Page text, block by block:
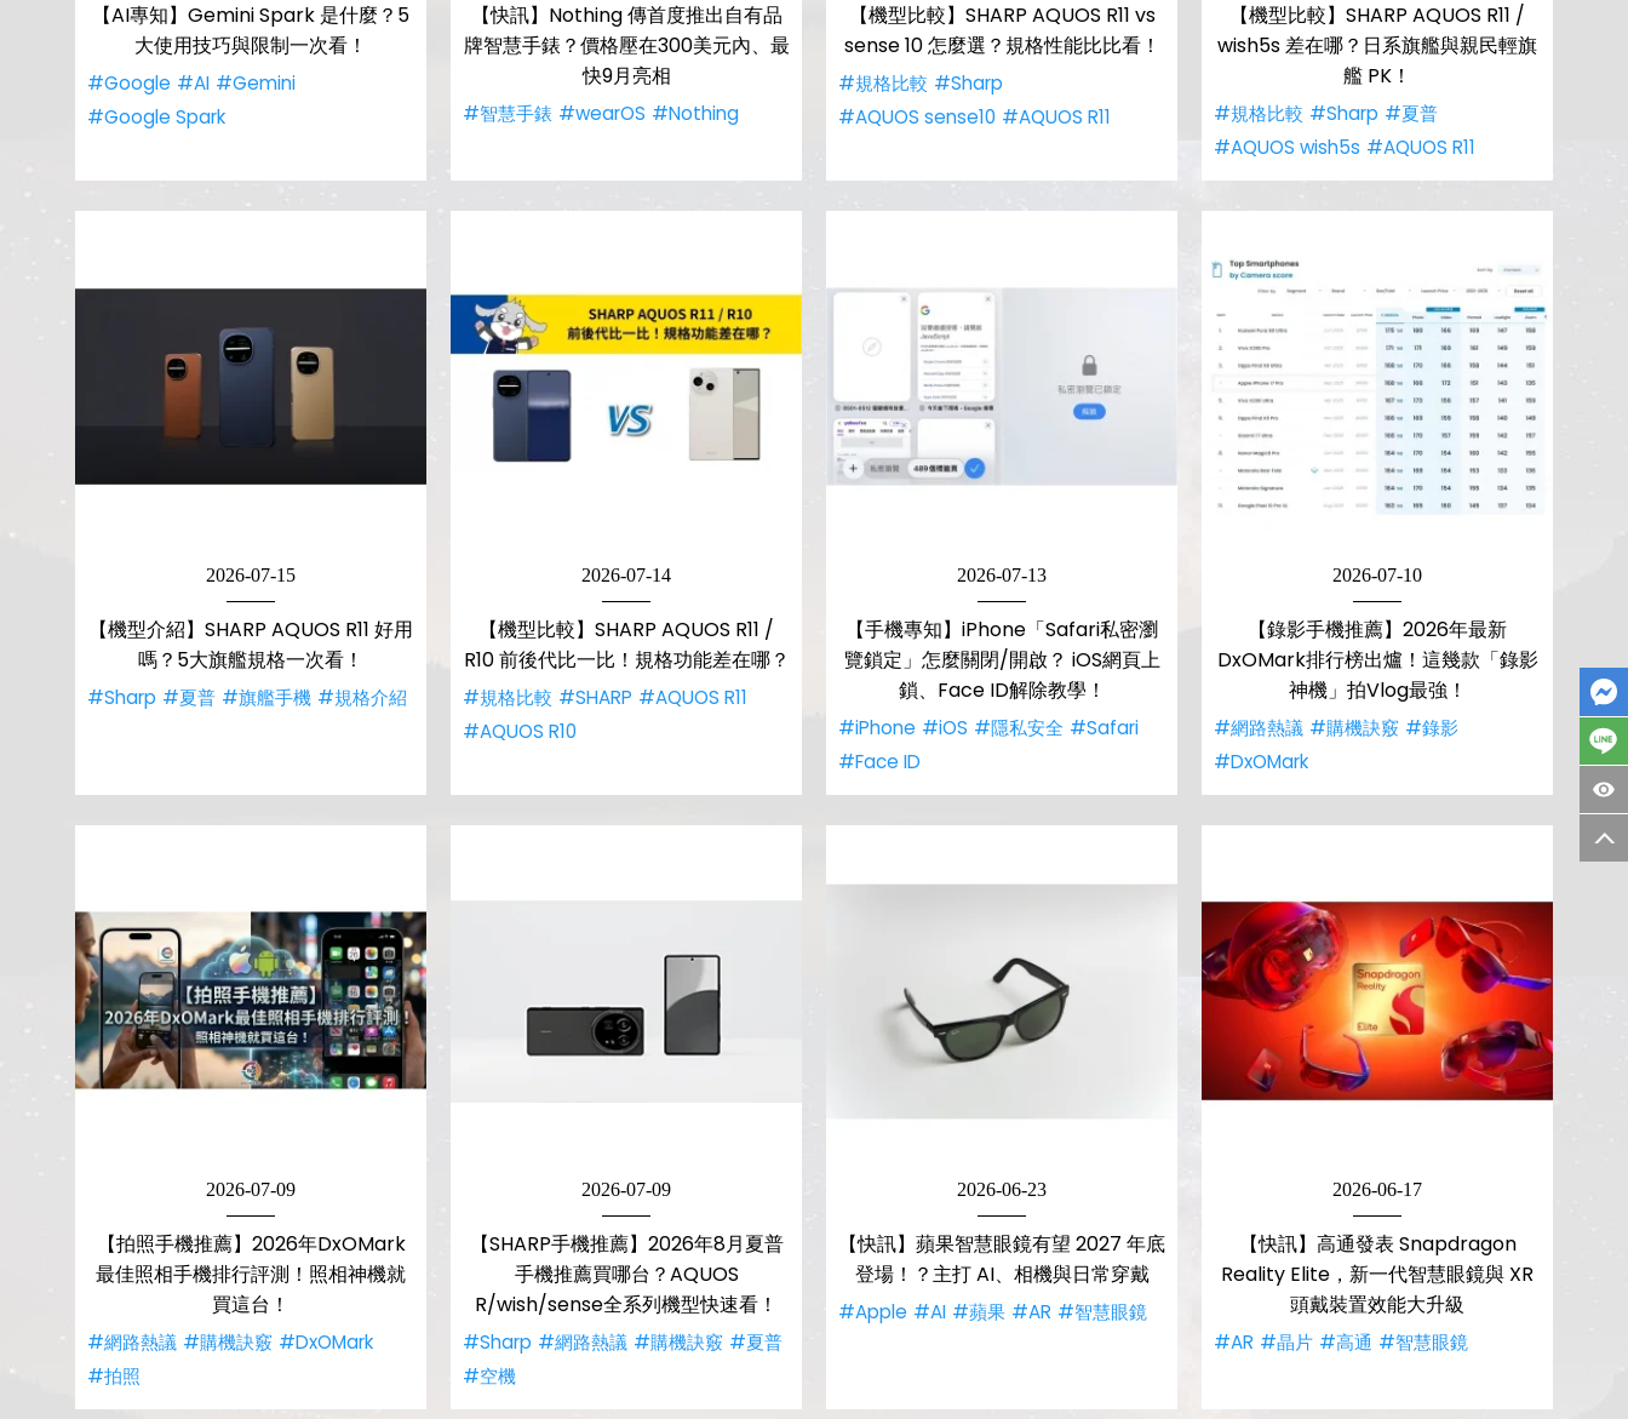
【AI專知】Gemini Spark 是什麼？5
大使用技巧與限制一次看！
#Google #AI #Gemini
#Google Spark
【快訊】Nothing 傳首度推出自有品
牌智慧手錶？價格壓在300美元內、最
快9月亮相
#智慧手錶 #wearOS #Nothing
【機型比較】SHARP AQUOS R11 vs
sense 10 怎麼選？規格性能比比看！
#規格比較 #Sharp
#AQUOS sense10 #AQUOS R11
【機型比較】SHARP AQUOS R11 /
wish5s 差在哪？日系旗艦與親民輕旗
艦 PK！
#規格比較 #Sharp #夏普
#AQUOS wish5s #AQUOS R11
2026-07-15
【機型介紹】SHARP AQUOS R11 好用
嗎？5大旗艦規格一次看！
#Sharp #夏普 #旗艦手機 #規格介紹
2026-07-14
【機型比較】SHARP AQUOS R11 /
R10 前後代比一比！規格功能差在哪？
#規格比較 #SHARP #AQUOS R11
#AQUOS R10
2026-07-13
【手機專知】iPhone「Safari私密瀏
覽鎖定」怎麼關閉/開啟？ iOS網頁上
鎖、Face ID解除教學！
#iPhone #iOS #隱私安全 #Safari
#Face ID
2026-07-10
【錄影手機推薦】2026年最新
DxOMark排行榜出爐！這幾款「錄影
神機」拍Vlog最強！
#網路熱議 #購機訣竅 #錄影
#DxOMark
2026-07-09
【拍照手機推薦】2026年DxOMark
最佳照相手機排行評測！照相神機就
買這台！
#網路熱議 #購機訣竅 #DxOMark
#拍照
2026-07-09
【SHARP手機推薦】2026年8月夏普
手機推薦買哪台？AQUOS
R/wish/sense全系列機型快速看！
#Sharp #網路熱議 #購機訣竅 #夏普
#空機
2026-06-23
【快訊】蘋果智慧眼鏡有望 2027 年底
登場！？主打 AI、相機與日常穿戴
#Apple #AI #蘋果 #AR #智慧眼鏡
2026-06-17
【快訊】高通發表 Snapdragon
Reality Elite，新一代智慧眼鏡與 XR
頭戴裝置效能大升級
#AR #晶片 #高通 #智慧眼鏡